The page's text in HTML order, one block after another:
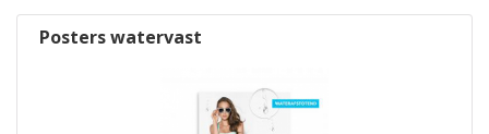
Posters watervast